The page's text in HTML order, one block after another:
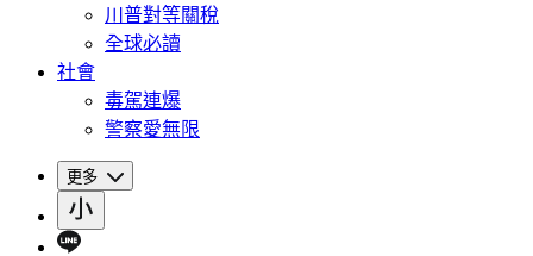
川普對等關稅
全球必讀
社會
毒駕連爆
警察愛無限
更多